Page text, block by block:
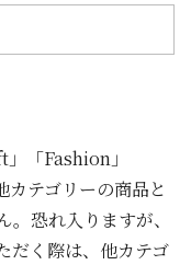
「Fashion」
テゴリーの商品と
恐れ入りますが、
だく際は、他カテゴ